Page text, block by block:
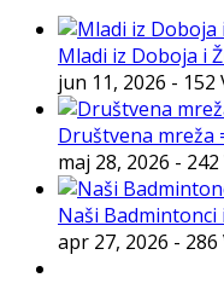
Mladi iz Doboja i
jun 11, 2026 - 152
Društvena mreža
maj 28, 2026 -
Naši Badmintonci
apr 27, 2026 - 286